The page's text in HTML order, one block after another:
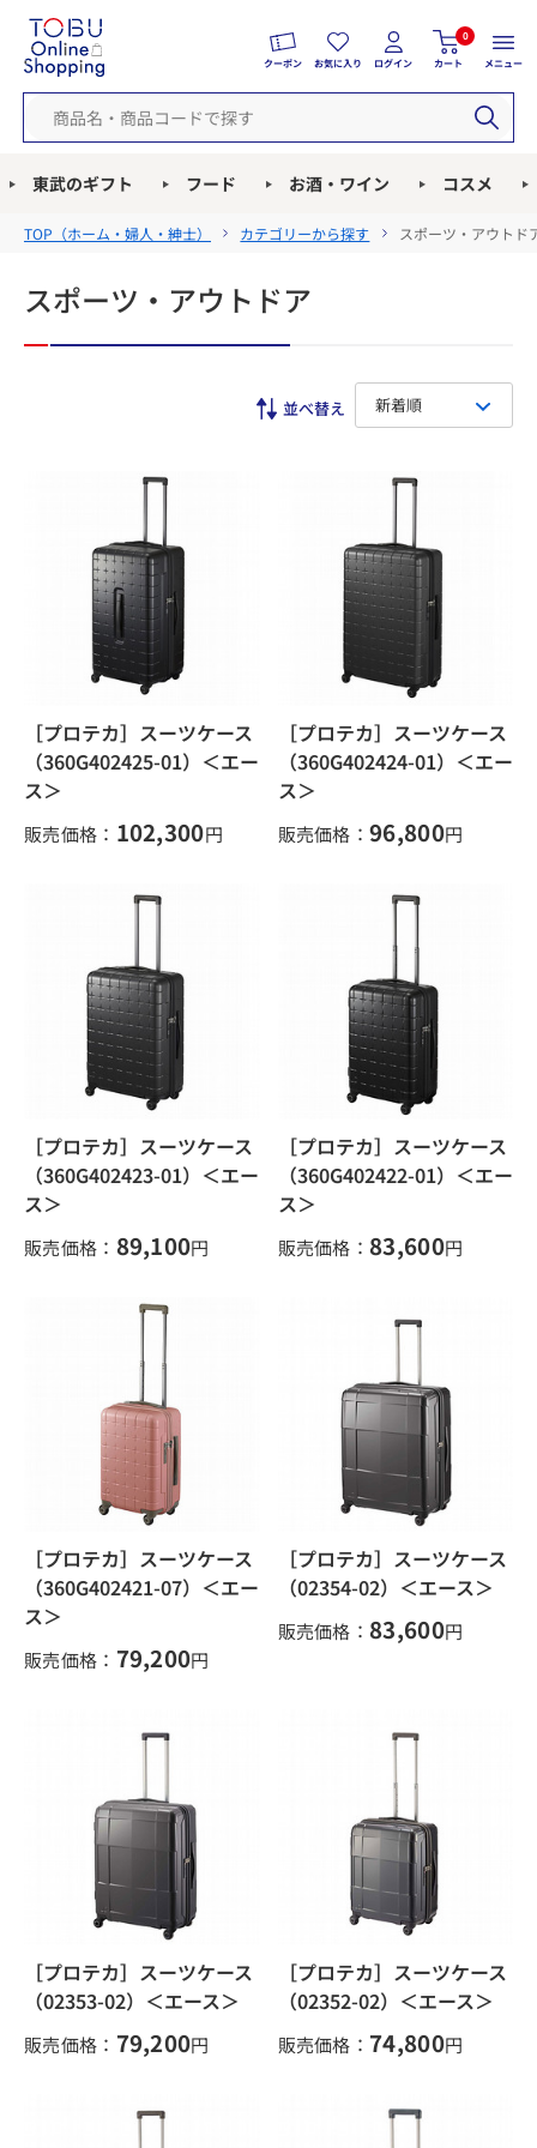
クーポン お気に入り ログイン
0
カート メニュー
東武のギフト フード お酒・ワイン コスメ
TOP（ホーム・婦人・紳士） カテゴリーから探す スポーツ・アウトド
スポーツ・アウトドア
新着順
［プロテカ］スーツケース
（360G402425-01）＜エー
ス＞
販売価格： 102,300円
［プロテカ］スーツケース
（360G402424-01）＜エー
ス＞
販売価格： 96,800円
［プロテカ］スーツケース
（360G402423-01）＜エー
ス＞
販売価格： 89,100円
［プロテカ］スーツケース
（360G402422-01）＜エー
ス＞
販売価格： 83,600円
［プロテカ］スーツケース
（360G402421-07）＜エー
ス＞
販売価格： 79,200円
［プロテカ］スーツケース
（02354-02）＜エース＞
販売価格： 83,600円
［プロテカ］スーツケース
（02353-02）＜エース＞
販売価格： 79,200円
［プロテカ］スーツケース
（02352-02）＜エース＞
販売価格： 74,800円